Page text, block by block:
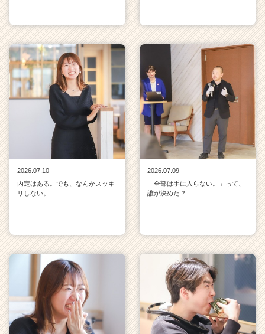
2026.07.10
内定はある。でも、なんかスッキ
リしない。
2026.07.09
「全部は手に入らない。」って、
誰が決めた？